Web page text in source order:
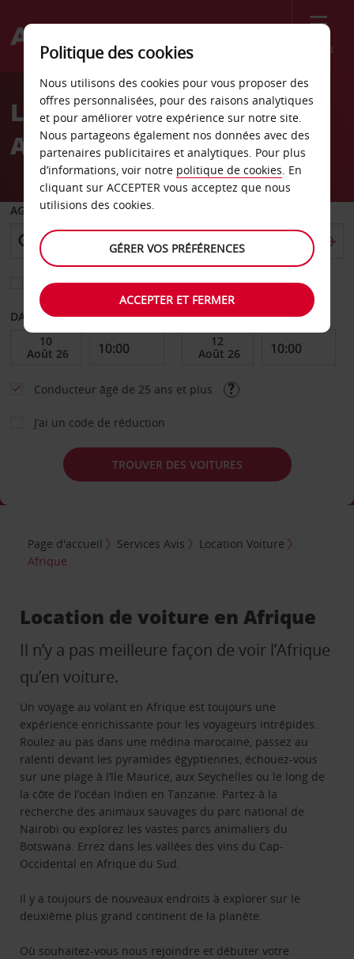
Menu
Welcome
AvisLocation de voiture en
Afrique
AGENCE DE DÉPART
Sélectionnez une autre agence de retour
DATE DE DÉBUT DATE DE FIN
Conducteur âgé de 25 ans et plus
J’ai un code de réduction
TROUVER DES VOITURES
Page d'accueil Services Avis
Location Voiture
Afrique
Location de voiture en Afrique
Il n’y a pas meilleure façon de voir l’Afrique
qu’en voiture.
Un voyage au volant en Afrique est toujours une
expérience enrichissante pour les voyageurs intrépides.
Roulez au pas dans une médina marocaine, passez au
ralenti devant les pyramides égyptiennes, échouez-vous
sur une plage à l’île Maurice, aux Seychelles ou le long de
la côte de l’océan Indien en Tanzanie. Partez à la
recherche des animaux sauvages du parc national de
Nairobi ou explorez les vastes parcs animaliers du
Botswana. Errez dans les vallées des vins du Cap-
Occidental en Afrique du Sud.
Il y a toujours de nouveaux endroits à explorer sur le
deuxième plus grand continent de la planète.
Où souhaitez-vous nous rejoindre et débuter votre
Politique des cookies
Nous utilisons des cookies pour vous proposer des
offres personnalisées, pour des raisons analytiques
et pour améliorer votre expérience sur notre site.
Nous partageons également nos données avec des
partenaires publicitaires et analytiques. Pour plus
d’informations, voir notre politique de cookies. En
cliquant sur ACCEPTER vous acceptez que nous
utilisions des cookies.
GÉRER VOS PRÉFÉRENCES
ACCEPTER ET FERMER